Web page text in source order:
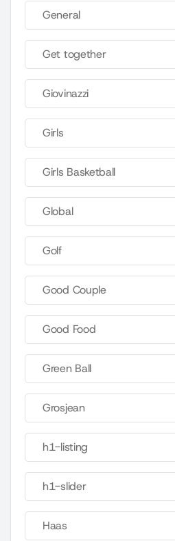
General
Get together
Giovinazzi
Girls
Girls Basketball
Global
Golf
Good Couple
Good Food
Green Ball
Grosjean
h1-listing
h1-slider
Haas